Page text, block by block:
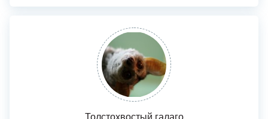
Толстохвостый галаго